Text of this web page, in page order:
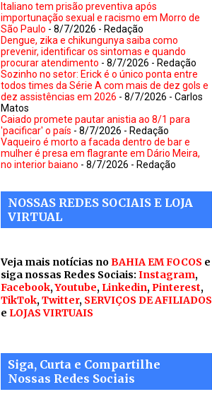
Italiano tem prisão preventiva após
importunação sexual e racismo em Morro de
São Paulo - 8/7/2026 - Redação
Dengue, zika e chikungunya saiba como
prevenir, identificar os sintomas e quando
procurar atendimento - 8/7/2026 - Redação
Sozinho no setor: Erick é o único ponta entre
todos times da Série A com mais de dez gols e
dez assistências em 2026 - 8/7/2026 - Carlos
Matos
Caiado promete pautar anistia ao 8/1 para
'pacificar' o país - 8/7/2026 - Redação
Vaqueiro é morto a facada dentro de bar e
mulher é presa em flagrante em Dário Meira,
no interior baiano - 8/7/2026 - Redação
NOSSAS REDES SOCIAIS E LOJA
VIRTUAL
Veja mais notícias noBAHIA EM FOCOS e
siga nossas Redes Sociais: Instagram,
Facebook,Youtube, Linkedin,Pinterest,
TikTok,Twitter, SERVIÇOS DE AFILIADOS
e LOJAS VIRTUAIS
Siga, Curta e Compartilhe
Nossas Redes Sociais